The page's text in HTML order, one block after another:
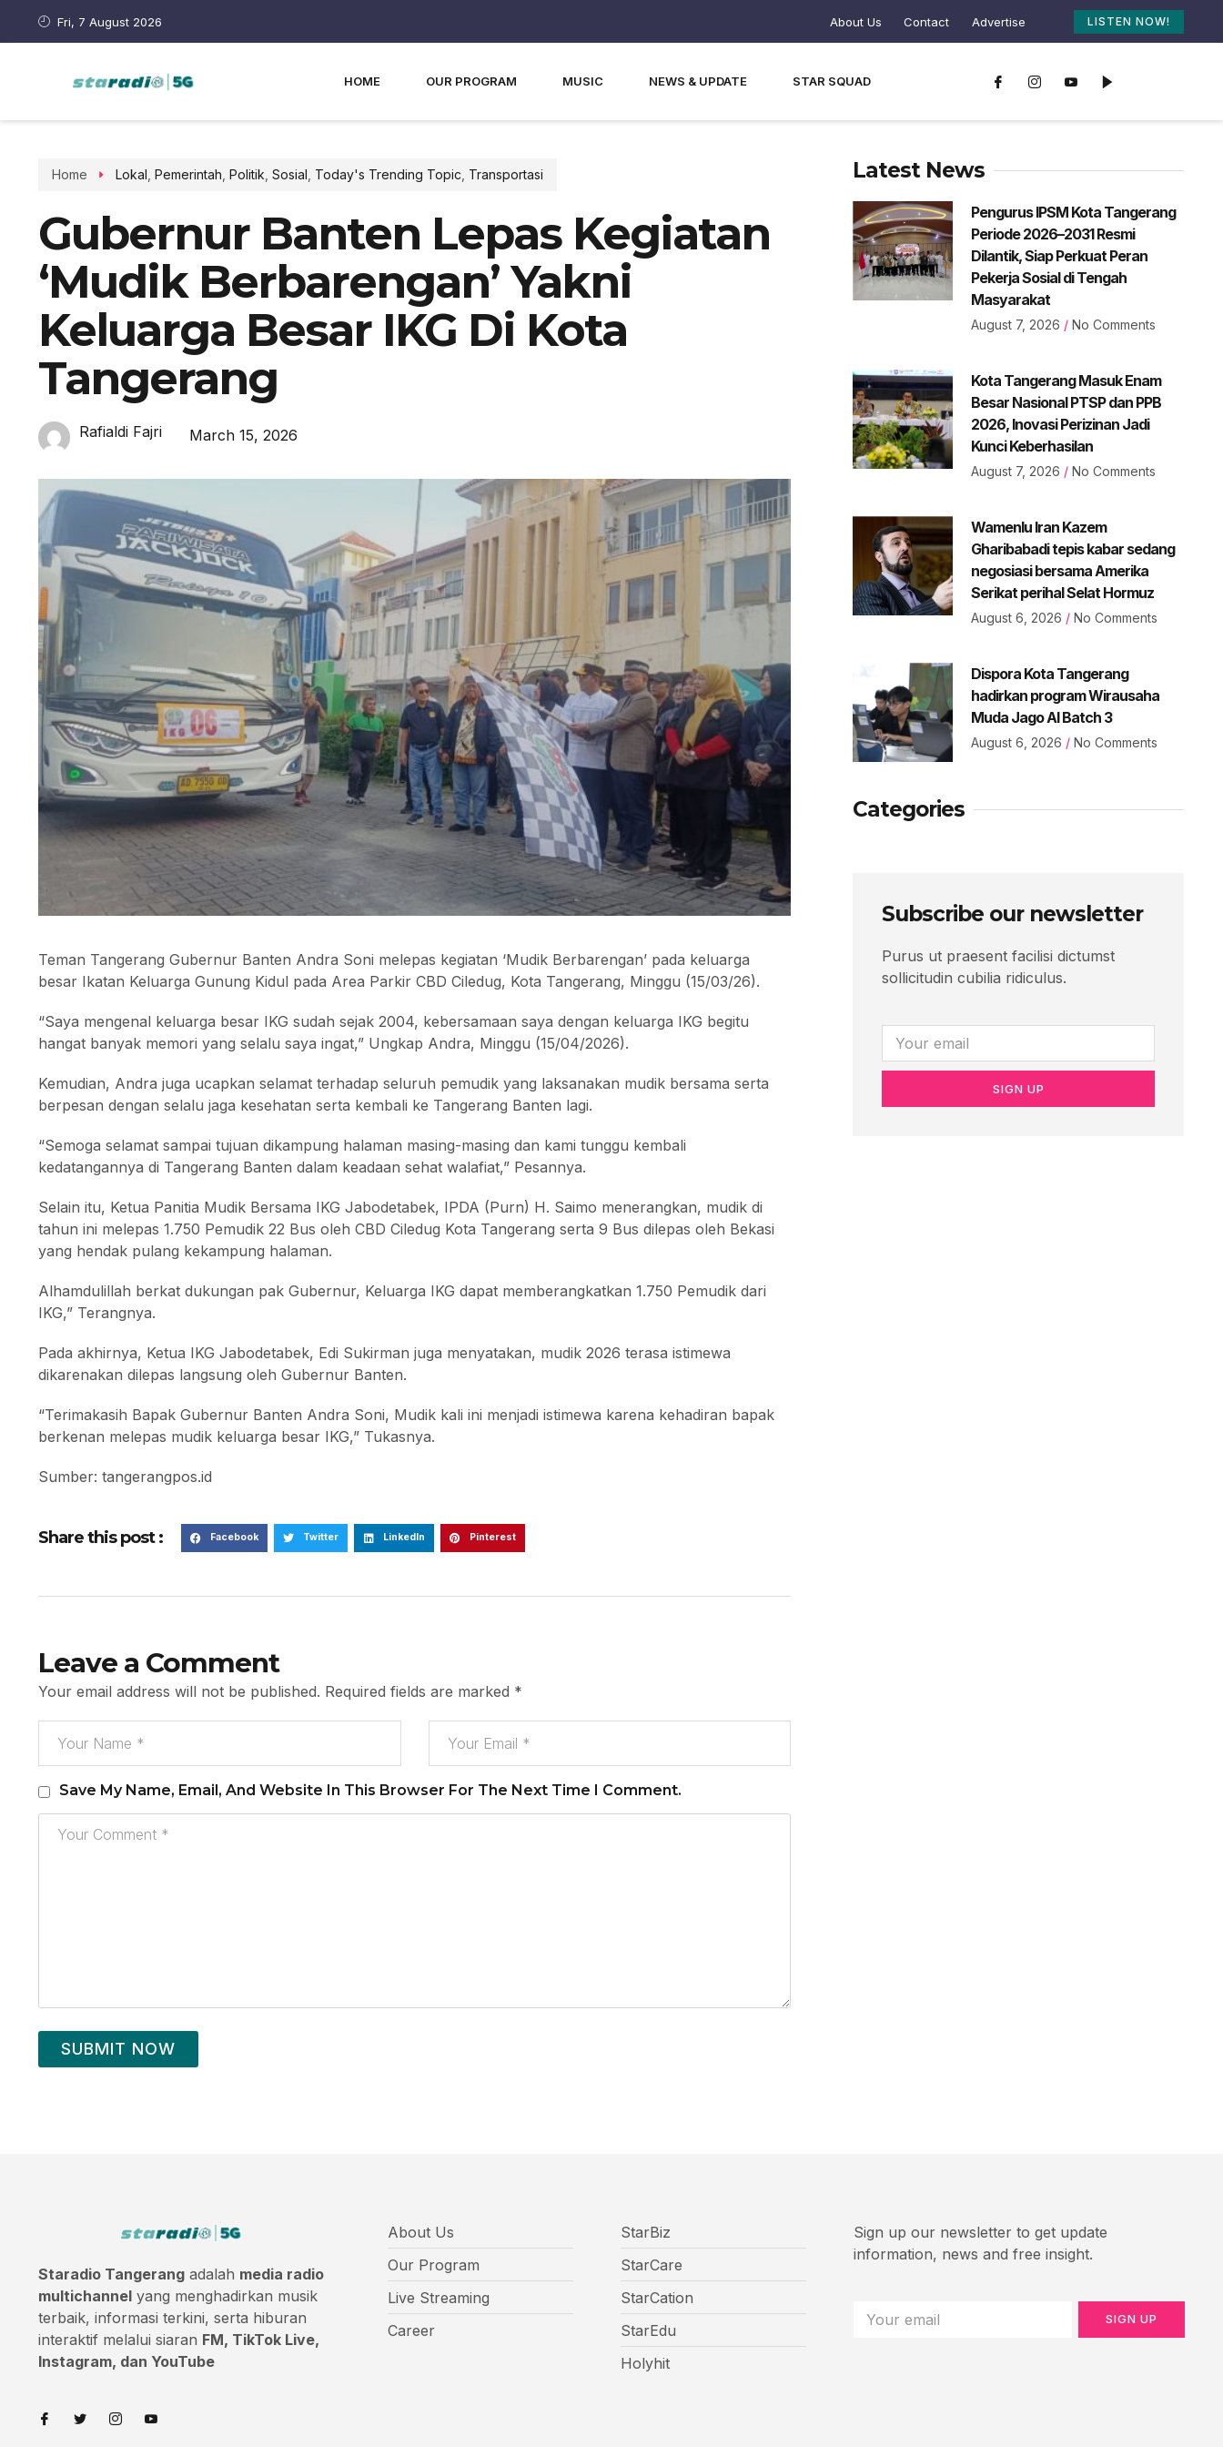
Fri, 7 August 2026 About Us Contact Advertise LISTEN NOW!
HOME OUR PROGRAM MUSIC NEWS & UPDATE STAR SQUAD
Home Lokal Pemerintah Politik Sosial Today's Trending Topic Transportasi
Gubernur Banten Lepas Kegiatan
‘Mudik Berbarengan’ Yakni
Keluarga Besar IKG Di Kota
Tangerang
Rafialdi Fajri March 15, 2026
Teman Tangerang Gubernur Banten Andra Soni melepas kegiatan ‘Mudik Berbarengan’ pada keluarga
besar Ikatan Keluarga Gunung Kidul pada Area Parkir CBD Ciledug, Kota Tangerang, Minggu (15/03/26).
“Saya mengenal keluarga besar IKG sudah sejak 2004, kebersamaan saya dengan keluarga IKG begitu
hangat banyak memori yang selalu saya ingat,” Ungkap Andra, Minggu (15/04/2026).
Kemudian, Andra juga ucapkan selamat terhadap seluruh pemudik yang laksanakan mudik bersama serta
berpesan dengan selalu jaga kesehatan serta kembali ke Tangerang Banten lagi.
“Semoga selamat sampai tujuan dikampung halaman masing-masing dan kami tunggu kembali
kedatangannya di Tangerang Banten dalam keadaan sehat walafiat,” Pesannya.
Selain itu, Ketua Panitia Mudik Bersama IKG Jabodetabek, IPDA (Purn) H. Saimo menerangkan, mudik di
tahun ini melepas 1.750 Pemudik 22 Bus oleh CBD Ciledug Kota Tangerang serta 9 Bus dilepas oleh Bekasi
yang hendak pulang kekampung halaman.
Alhamdulillah berkat dukungan pak Gubernur, Keluarga IKG dapat memberangkatkan 1.750 Pemudik dari
IKG,” Terangnya.
Pada akhirnya, Ketua IKG Jabodetabek, Edi Sukirman juga menyatakan, mudik 2026 terasa istimewa
dikarenakan dilepas langsung oleh Gubernur Banten.
“Terimakasih Bapak Gubernur Banten Andra Soni, Mudik kali ini menjadi istimewa karena kehadiran bapak
berkenan melepas mudik keluarga besar IKG,” Tukasnya.
Sumber: tangerangpos.id
Share this post : Facebook Twitter LinkedIn Pinterest
Leave a Comment
Your email address will not be published. Required fields are marked *
Save My Name, Email, And Website In This Browser For The Next Time I Comment.
SUBMIT NOW
Latest News
Pengurus IPSM Kota Tangerang
Periode 2026–2031 Resmi
Dilantik, Siap Perkuat Peran
Pekerja Sosial di Tengah
Masyarakat
August 7, 2026 No Comments
Kota Tangerang Masuk Enam
Besar Nasional PTSP dan PPB
2026, Inovasi Perizinan Jadi
Kunci Keberhasilan
August 7, 2026 No Comments
Wamenlu Iran Kazem
Gharibabadi tepis kabar sedang
negosiasi bersama Amerika
Serikat perihal Selat Hormuz
August 6, 2026 No Comments
Dispora Kota Tangerang
hadirkan program Wirausaha
Muda Jago AI Batch 3
August 6, 2026 No Comments
Categories
Subscribe our newsletter
Purus ut praesent facilisi dictumst
sollicitudin cubilia ridiculus.
SIGN UP
Staradio Tangerang adalah media radio
multichannel yang menghadirkan musik
terbaik, informasi terkini, serta hiburan
interaktif melalui siaran FM, TikTok Live,
Instagram, dan YouTube
About Us
Our Program
Live Streaming
Career
StarBiz
StarCare
StarCation
StarEdu
Holyhit
Sign up our newsletter to get update
information, news and free insight.
SIGN UP